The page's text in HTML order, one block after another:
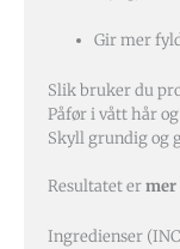
Gir mer
Slik bruker du
Påfør i vått hår
Skyll grundig og
Resultatet ermer
Ingredienser